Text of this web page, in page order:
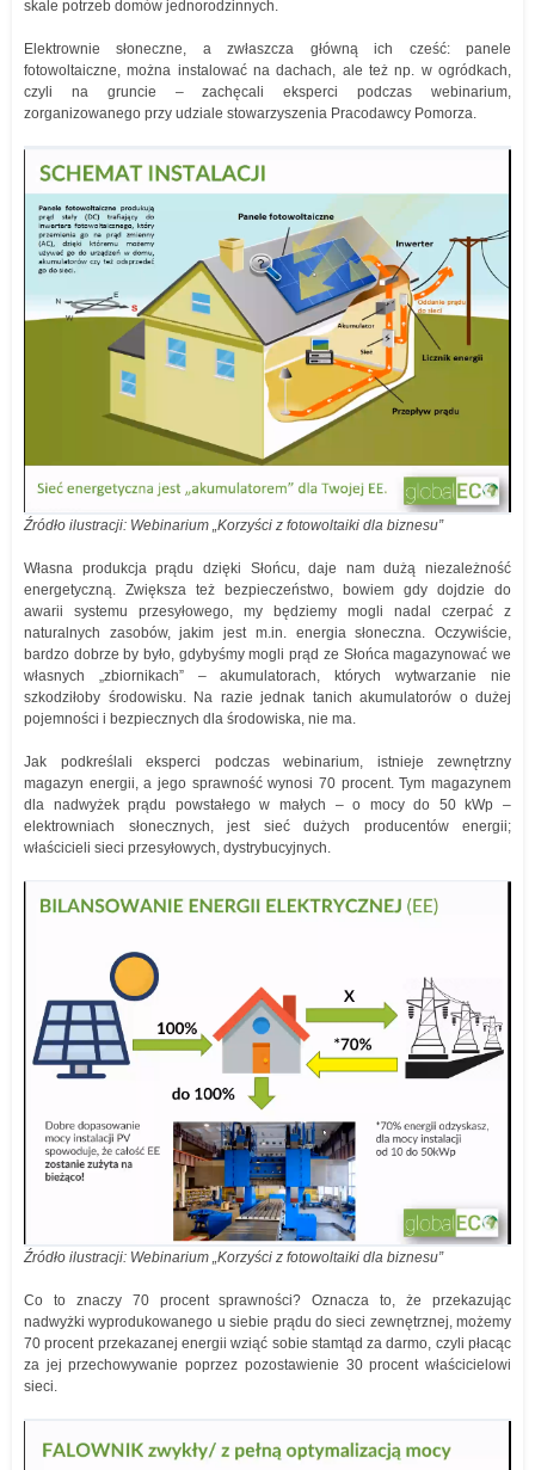
skale potrzeb domów jednorodzinnych.
Elektrownie słoneczne, a zwłaszcza główną ich cześć: panele
fotowoltaiczne, można instalować na dachach, ale też np. w ogródkach,
czyli na gruncie – zachęcali eksperci podczas webinarium,
zorganizowanego przy udziale stowarzyszenia Pracodawcy Pomorza.
Źródło ilustracji: Webinarium „Korzyści z fotowoltaiki dla biznesu”
Własna produkcja prądu dzięki Słońcu, daje nam dużą niezależność
energetyczną. Zwiększa też bezpieczeństwo, bowiem gdy dojdzie do
awarii systemu przesyłowego, my będziemy mogli nadal czerpać z
naturalnych zasobów, jakim jest m.in. energia słoneczna. Oczywiście,
bardzo dobrze by było, gdybyśmy mogli prąd ze Słońca magazynować we
własnych „zbiornikach” – akumulatorach, których wytwarzanie nie
szkodziłoby środowisku. Na razie jednak tanich akumulatorów o dużej
pojemności i bezpiecznych dla środowiska, nie ma.
Jak podkreślali eksperci podczas webinarium, istnieje zewnętrzny
magazyn energii, a jego sprawność wynosi 70 procent. Tym magazynem
dla nadwyżek prądu powstałego w małych – o mocy do 50 kWp –
elektrowniach słonecznych, jest sieć dużych producentów energii;
właścicieli sieci przesyłowych, dystrybucyjnych.
Źródło ilustracji: Webinarium „Korzyści z fotowoltaiki dla biznesu”
Co to znaczy 70 procent sprawności? Oznacza to, że przekazując
nadwyżki wyprodukowanego u siebie prądu do sieci zewnętrznej, możemy
70 procent przekazanej energii wziąć sobie stamtąd za darmo, czyli płacąc
za jej przechowywanie poprzez pozostawienie 30 procent właścicielowi
sieci.